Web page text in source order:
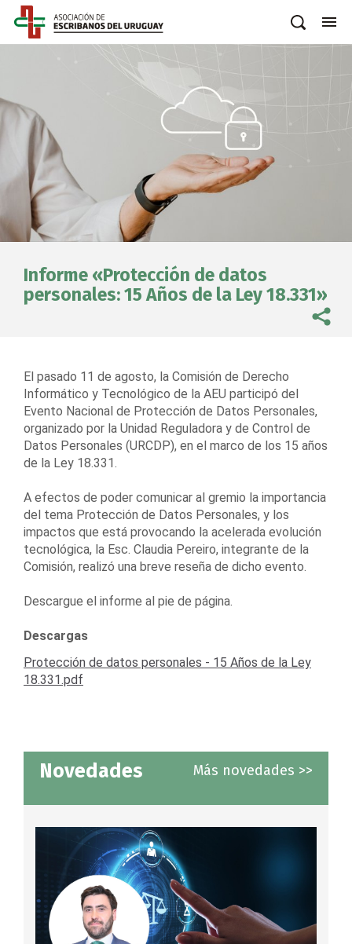
Informe «Protección de datos
personales: 15 Años de la Ley 18.331»
El pasado 11 de agosto, la Comisión de Derecho
Informático y Tecnológico de la AEU participó del
Evento Nacional de Protección de Datos Personales,
organizado por la Unidad Reguladora y de Control de
Datos Personales (URCDP), en el marco de los 15 años
de la Ley 18.331.
A efectos de poder comunicar al gremio la importancia
del tema Protección de Datos Personales, y los
impactos que está provocando la acelerada evolución
tecnológica, la Esc. Claudia Pereiro, integrante de la
Comisión, realizó una breve reseña de dicho evento.
Descargue el informe al pie de página.
Descargas
Protección de datos personales - 15 Años de la Ley
18.331.pdf
Novedades Más novedades >>